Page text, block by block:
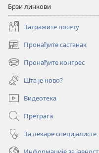
Брзи линкови
Затражите посету
Пронађите састанак
(отвара
нови
прозор)
Пронађите конгрес
(отвара
нови
прозор)
Шта је ново?
Видеотека
Претрага
За лекаре специјалисте